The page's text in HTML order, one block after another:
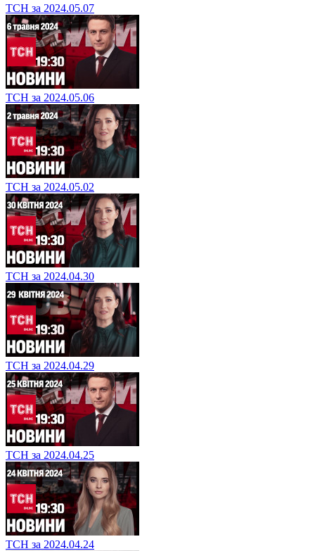
ТСН за 2024.05.07
ТСН за 2024.05.06
ТСН за 2024.05.02
ТСН за 2024.04.30
ТСН за 2024.04.29
ТСН за 2024.04.25
ТСН за 2024.04.24